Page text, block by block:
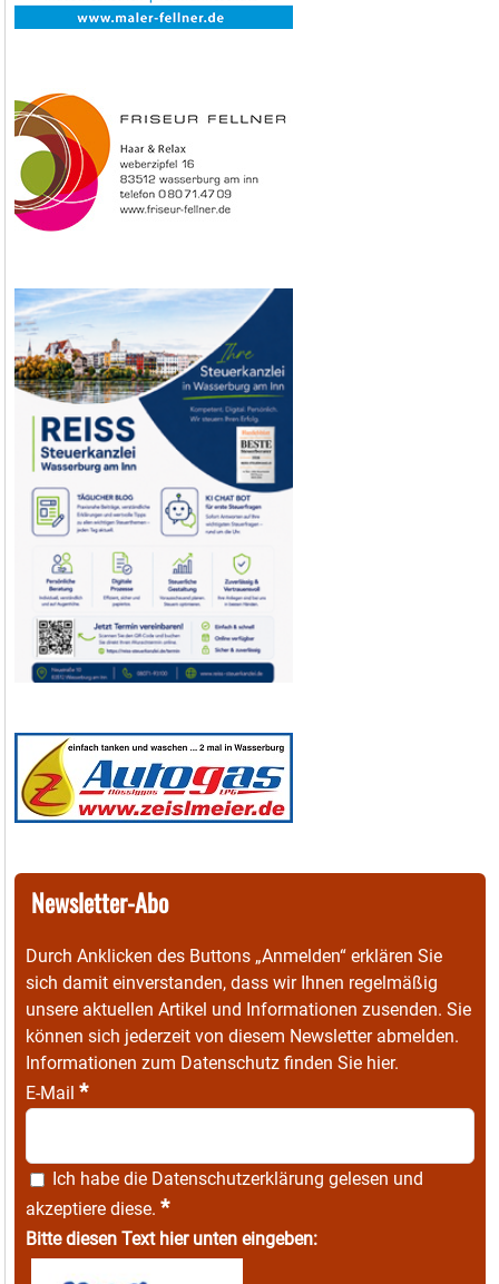
Newsletter-Abo
Durch Anklicken des Buttons „Anmelden“ erklären Sie
sich damit einverstanden, dass wir Ihnen regelmäßig
unsere aktuellen Artikel und Informationen zusenden. Sie
können sich jederzeit von diesem Newsletter abmelden.
Informationen zum Datenschutz finden Sie hier.
E-Mail *
Ich habe die Datenschutzerklärung gelesen und
akzeptiere diese. *
Bitte diesen Text hier unten eingeben: